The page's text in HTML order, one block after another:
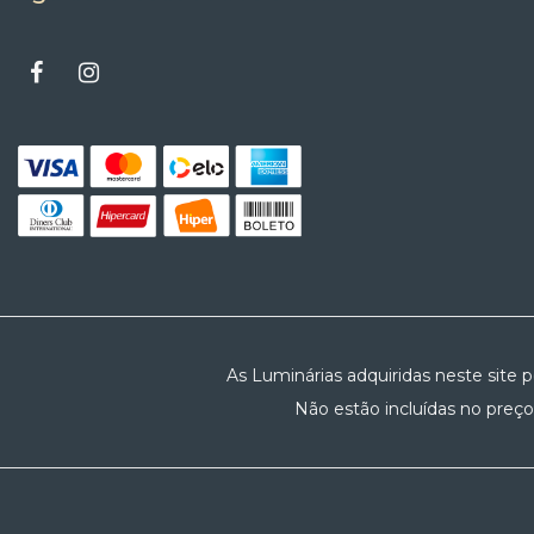
As Luminárias adquiridas neste site
Não estão incluídas no